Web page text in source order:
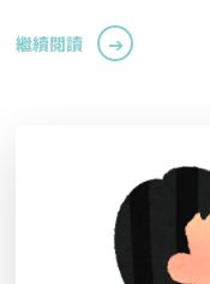
繼續閱讀